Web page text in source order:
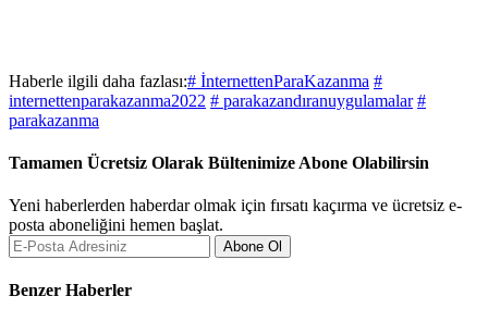
Haberle ilgili daha fazlası:# İnternettenParaKazanma #
internettenparakazanma2022 # parakazandıranuygulamalar #
parakazanma
Tamamen Ücretsiz Olarak Bültenimize Abone Olabilirsin
Yeni haberlerden haberdar olmak için fırsatı kaçırma ve ücretsiz e-
posta aboneliğini hemen başlat.
Abone Ol
Benzer Haberler